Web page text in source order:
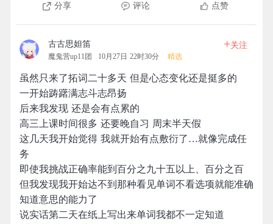
分享 评论 点赞
古古思妲笛
魔鬼营up11团 10月27日 22时30分 精选
+关注
虽然只来了拓词二十多天 但是心态变化还是挺多的
一开始踌躇满志斗志昂扬
后来我发现 还是会有点累的
高三上课时间很多 还要晚自习 周末半天假
这几天我开始觉得 我就开始有点敷衍了…就像完成任
务
即使我挑战正确率能到百分之九十五以上、百分之百
但我发现我开始达不到那种看见单词不看选项就能准确
知道意思的能力了
说实话第二天在纸上写出来单词我都不一定知道